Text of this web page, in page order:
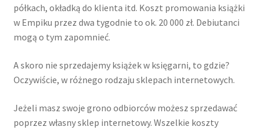
półkach, okładką do klienta itd. Koszt promowania książki
w Empiku przez dwa tygodnie to ok. 20 000 zł. Debiutanci
mogą o tym zapomnieć.
A skoro nie sprzedajemy książek w księgarni, to gdzie?
Oczywiście, w różnego rodzaju sklepach internetowych.
Jeżeli masz swoje grono odbiorców możesz sprzedawać
poprzez własny sklep internetowy. Wszelkie koszty